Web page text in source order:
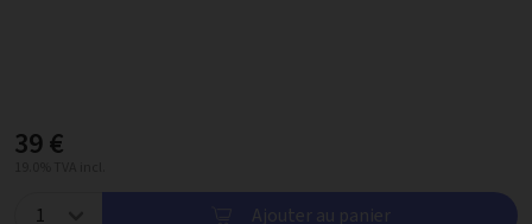
39 €
Ajouter au panier